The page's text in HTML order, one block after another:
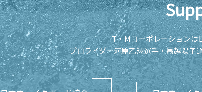
T・Mコーポレーションは
プロライダー河原乙翔選手・馬越陽子